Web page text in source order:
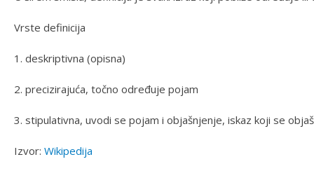
Vrste definicija
1. deskriptivna (opisna)
2. precizirajuća, točno određuje pojam
3. stipulativna, uvodi se pojam i objašnjenje, iskaz koji se
Izvor: Wikipedija